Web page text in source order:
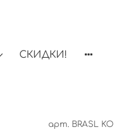
СКИДКИ!
арт. BRASL KO